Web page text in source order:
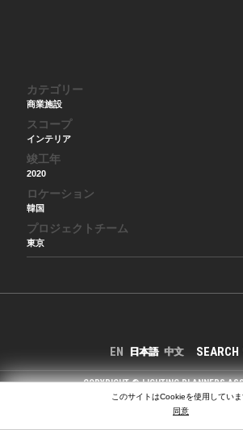
カテゴリー
商業施設
スコープ
インテリア
竣工年
2020
ロケーション
韓国
プロジェクトチーム
東京
SEARCH
EN 日本語 中文
COPYRIGHT © LIGHTING PLANNERS
このサイトはCookieを使用してい
同意